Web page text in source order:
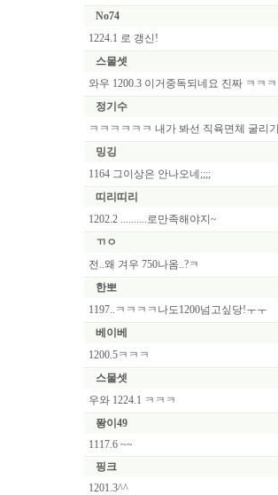
No74
1224.1 로 갱신!
스물셋
와우 1200.3 이거중독되네요 진짜 ㅋㅋㅋ
정기수
ㅋㅋㅋㅋㅋㅋ 내가 봐선 직육면체 굴리
밍깅
1164 그이상은 안나오네;;;;
띠리띠리
1202.2 ..........로만족해야지~
ㄲㅇ
전..왜 겨우 750나옴..?ㅋ
한뽀
1197..ㅋㅋㅋㅋ나도1200넘고싶당!ㅜㅜ
베이베
1200.5ㅋㅋㅋ
스물셋
우와 1224.1 ㅋㅋㅋ
퐝이49
1117.6 ~~
핑크
1201.3^^